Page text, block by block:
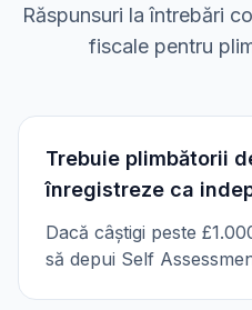
Răspunsuri la întrebări
fiscale pentru
Trebuie plimbătorii
înregistreze ca
Dacă câștigi peste
să depui Self